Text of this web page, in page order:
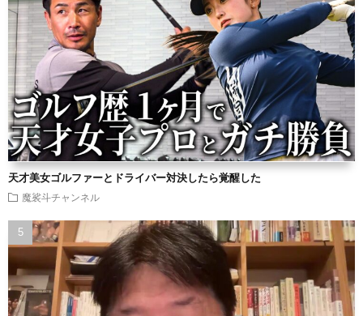
天才美女ゴルファーとドライバー対決したら覚醒した
魔裟斗チャンネル